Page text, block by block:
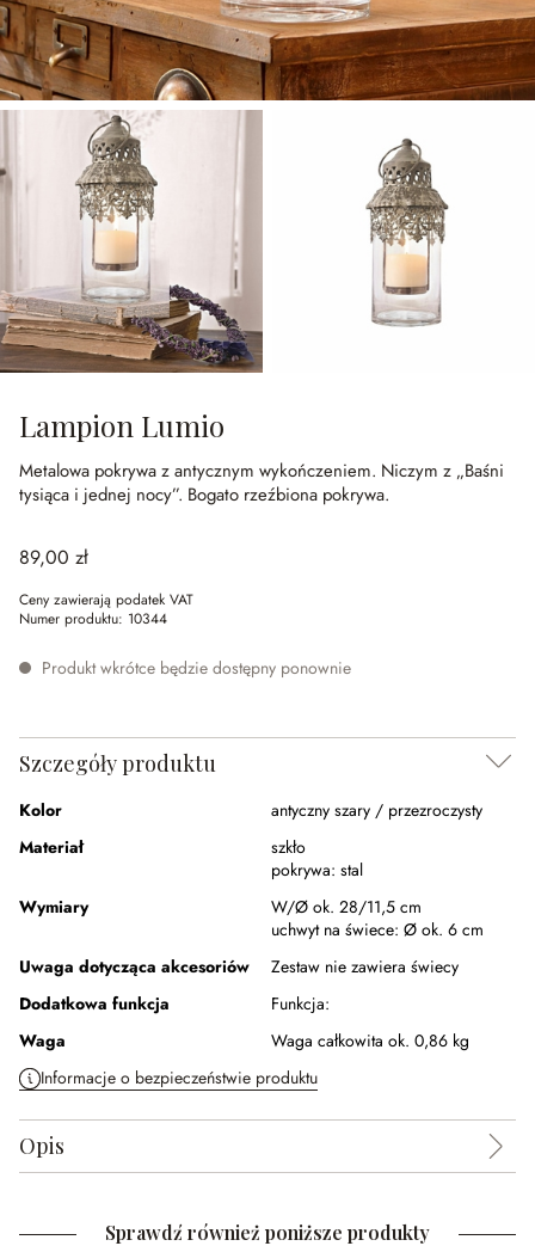
Lampion Lumio
Metalowa pokrywa z antycznym wykończeniem. Niczym z „Baśni
tysiąca i jednej nocy”. Bogato rzeźbiona pokrywa.
89,00 zł
Ceny zawierają podatek VAT
Numer produktu: 10344
Produkt wkrótce będzie dostępny ponownie
Szczegóły produktu
Kolor
antyczny szary / przezroczysty
Materiał
szkło
pokrywa: stal
Wymiary
W/Ø ok. 28/11,5 cm
uchwyt na świece: Ø ok. 6 cm
Uwaga dotycząca akcesoriów
Zestaw nie zawiera świecy
Dodatkowa funkcja
Funkcja:
Waga
Waga całkowita ok. 0,86 kg
Informacje o bezpieczeństwie produktu
Opis
Sprawdź również poniższe produkty